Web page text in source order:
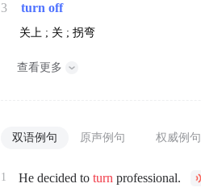
3 turn off
关上 ; 关 ; 拐弯
查看更多
双语例句 原声例句 权威例句
1 He decided toturn professional.